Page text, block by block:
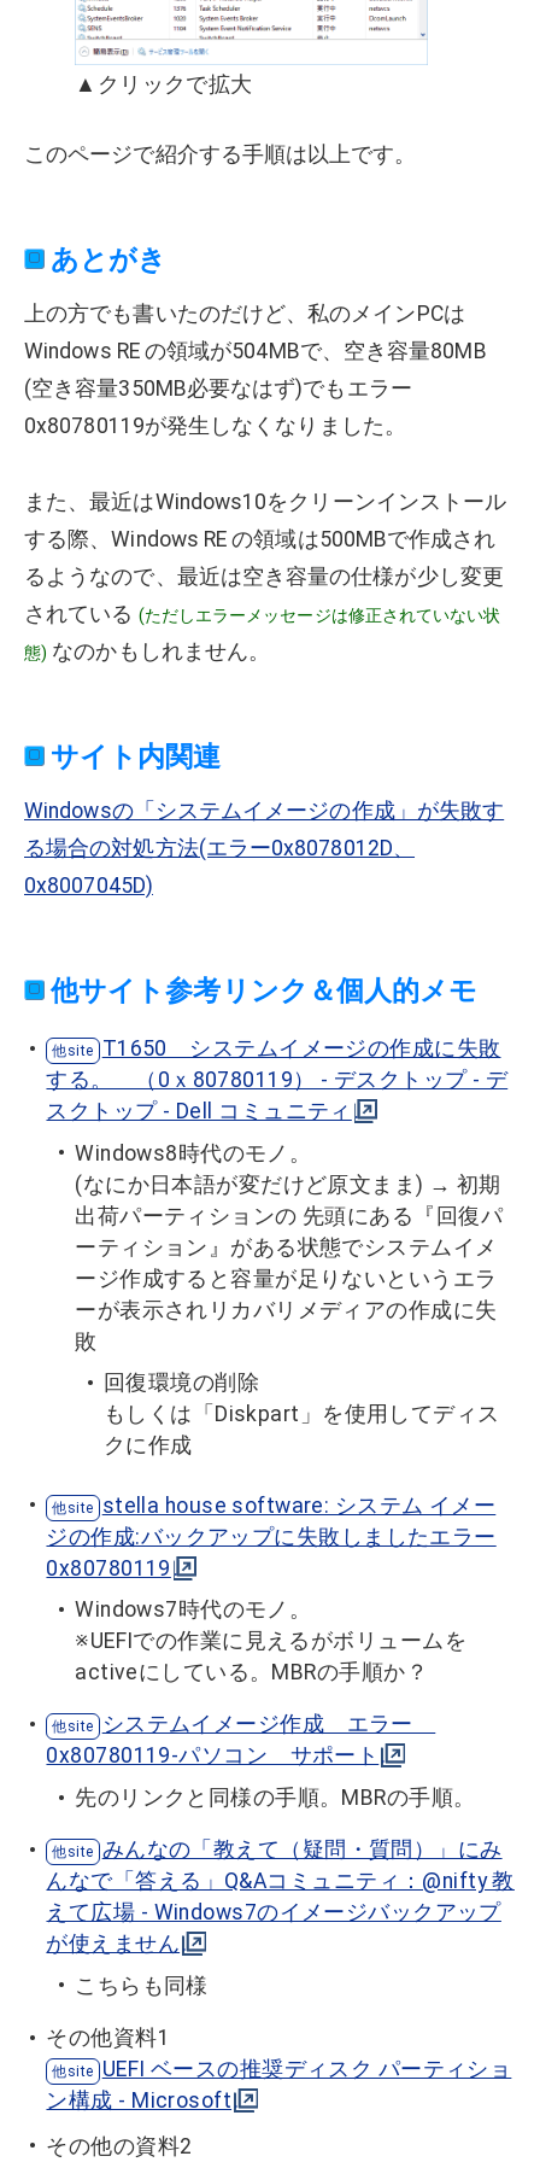
▲クリックで拡大
このページで紹介する手順は以上です。
あとがき
上の方でも書いたのだけど、私のメインPCは
Windows RE の領域が504MBで、空き容量80MB
(空き容量350MB必要なはず)でもエラー
0x80780119が発生しなくなりました。
また、最近はWindows10をクリーンインストール
する際、Windows RE の領域は500MBで作成され
るようなので、最近は空き容量の仕様が少し変更
されている (ただしエラーメッセージは修正されていない状
態) なのかもしれません。
サイト内関連
Windowsの「システムイメージの作成」が失敗す
る場合の対処方法(エラー0x8078012D、
0x8007045D)
他サイト参考リンク＆個人的メモ
T1650 システムイメージの作成に失敗
する。 （0ｘ80780119） - デスクトップ - デ
スクトップ - Dell コミュニティ
Windows8時代のモノ。
(なにか日本語が変だけど原文まま) → 初期
出荷パーティションの 先頭にある『回復パ
ーティション』がある状態でシステムイメ
ージ作成すると容量が足りないというエラ
ーが表示されリカバリメディアの作成に失
敗
回復環境の削除
もしくは「Diskpart」を使用してディス
クに作成
stella house software: システム イメー
ジの作成:バックアップに失敗しましたエラー
0x80780119
Windows7時代のモノ。
※UEFIでの作業に見えるがボリュームを
activeにしている。MBRの手順か？
システムイメージ作成 エラー
0x80780119-パソコン サポート
先のリンクと同様の手順。MBRの手順。
みんなの「教えて（疑問・質問）」にみ
んなで「答える」Q&Aコミュニティ：@nifty 教
えて広場 - Windows7のイメージバックアップ
が使えません
こちらも同様
その他資料1
UEFI ベースの推奨ディスク パーティショ
ン構成 - Microsoft
その他の資料2